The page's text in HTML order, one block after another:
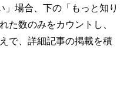
場合、下の「もっと知り
数のみをカウントし、
で、詳細記事の掲載を積